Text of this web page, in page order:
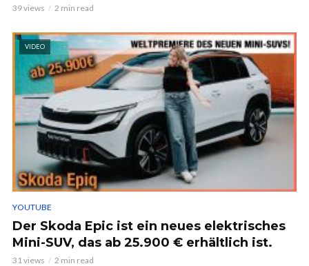
39 views 2 min read
VIDEO
YOUTUBE
Der Skoda Epic ist ein neues elektrisches
Mini-SUV, das ab 25.900 € erhältlich ist.
31 views 2 min read